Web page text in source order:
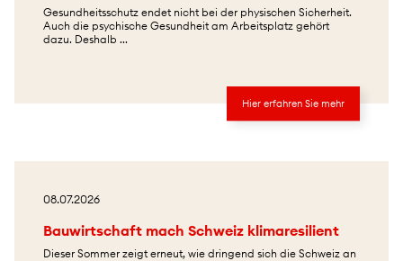
Gesundheitsschutz endet nicht bei der physischen Sicherheit.
Auch die psychische Gesundheit am Arbeitsplatz gehört
dazu. Deshalb ...
Hier erfahren Sie mehr
08.07.2026
Bauwirtschaft mach Schweiz klimaresilient
Dieser Sommer zeigt erneut, wie dringend sich die Schweiz an